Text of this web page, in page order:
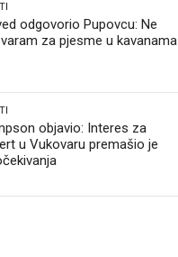
odgovorio Pupovcu: Ne
za pjesme u kavanama
objavio: Interes za
u Vukovaru premašio je